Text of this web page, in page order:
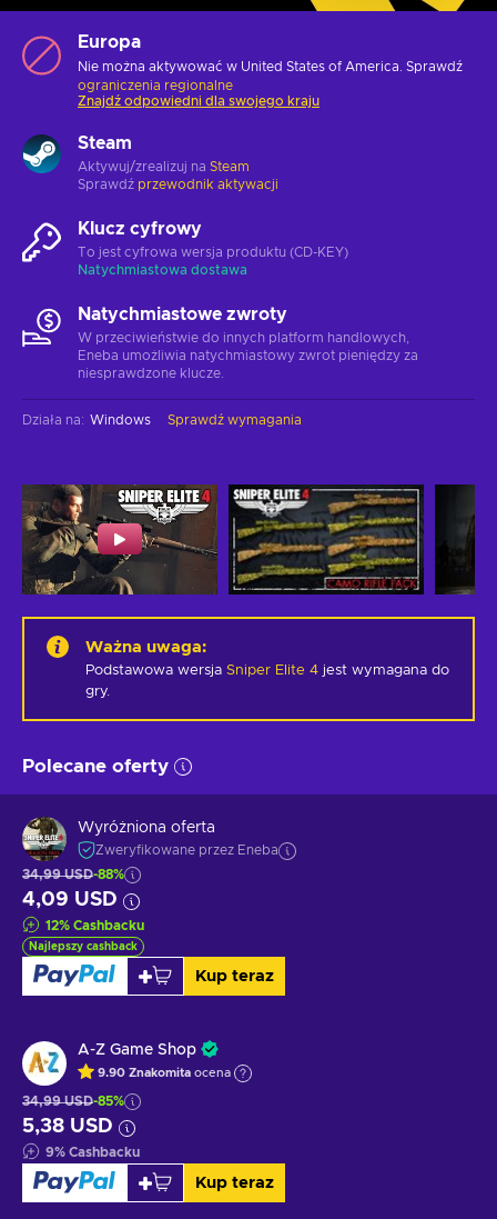
Europa
Nie można aktywować w United States of America. Sprawdź
ograniczenia regionalne
Znajdź odpowiedni dla swojego kraju
Steam
Aktywuj/zrealizuj na Steam
Sprawdź przewodnik aktywacji
Klucz cyfrowy
To jest cyfrowa wersja produktu (CD-KEY)
Natychmiastowa dostawa
Natychmiastowe zwroty
W przeciwieństwie do innych platform handlowych,
Eneba umożliwia natychmiastowy zwrot pieniędzy za
niesprawdzone klucze.
Działa na: Windows Sprawdź wymagania
Ważna uwaga:
Podstawowa wersja Sniper Elite 4 jest wymagana do
gry.
Polecane oferty
Wyróżniona oferta
Zweryfikowane przez Eneba
34,99 USD-88%
4,09 USD
12% Cashbacku
Najlepszy cashback
Kup teraz
A-Z Game Shop
9.90 Znakomita ocena
34,99 USD-85%
5,38 USD
9% Cashbacku
Kup teraz